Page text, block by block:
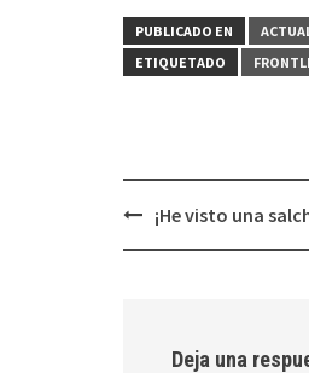
PUBLICADO EN
ETIQUETADO
Navegación
de
¡He visto una
Deja una